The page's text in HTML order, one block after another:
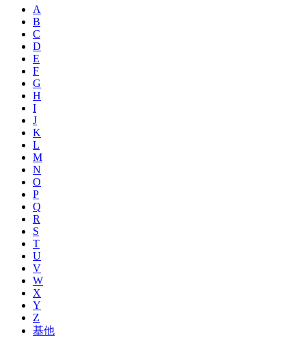
A
B
C
D
E
F
G
H
I
J
K
L
M
N
O
P
Q
R
S
T
U
V
W
X
Y
Z
基他